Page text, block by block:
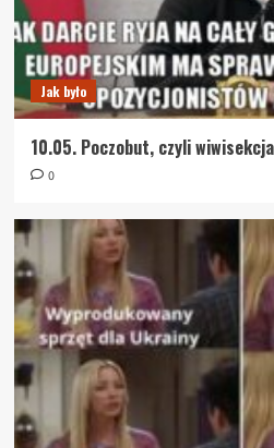
Jak było
10.05. Poczobut, czyli
0